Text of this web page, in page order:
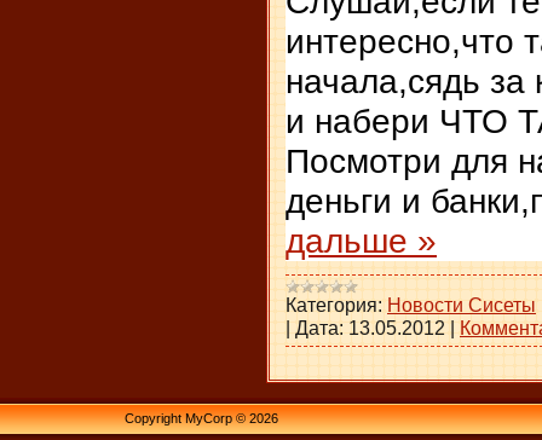
интересно,что
начала,сядь за
и набери ЧТО
Посмотри для
деньги и
дальше »
Категория: Новости Сисеты
| Дата: 13.05.2012 |
Copyright MyCorp © 2026